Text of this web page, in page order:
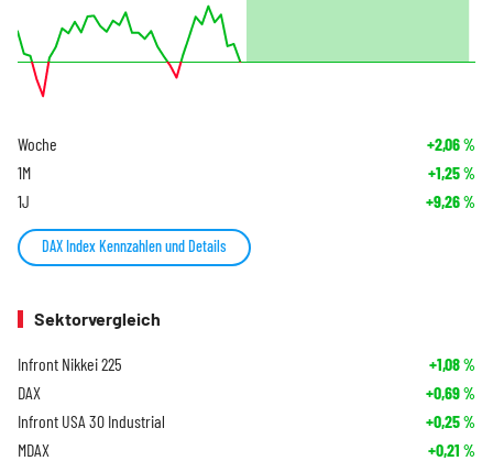
Woche +2,06%
1M +1,25%
1J +9,26%
DAX Index Kennzahlen und Details
Sektorvergleich
Infront Nikkei 225 +1,08%
DAX +0,69%
Infront USA 30 Industrial +0,25%
MDAX +0,21 %